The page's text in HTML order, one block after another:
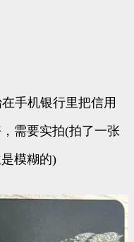
手机银行里把信用
需要实拍(拍了一张
模糊的)